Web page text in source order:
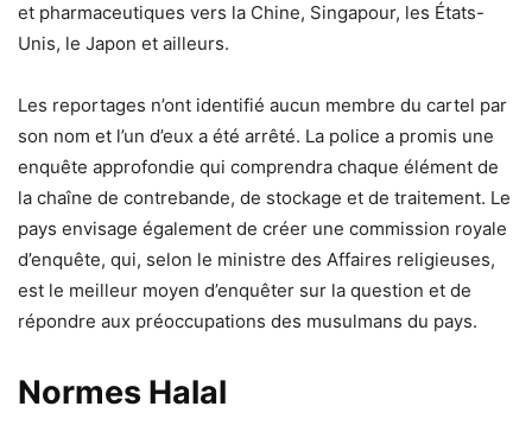
et pharmaceutiques vers la Chine, Singapour, les États-
Unis, le Japon et ailleurs.
Les reportages n’ont identifié aucun membre du cartel par
son nom et l’un d’eux a été arrêté. La police a promis une
enquête approfondie qui comprendra chaque élément de
la chaîne de contrebande, de stockage et de traitement. Le
pays envisage également de créer une commission royale
d’enquête, qui, selon le ministre des Affaires religieuses,
est le meilleur moyen d’enquêter sur la question et de
répondre aux préoccupations des musulmans du pays.
Normes Halal